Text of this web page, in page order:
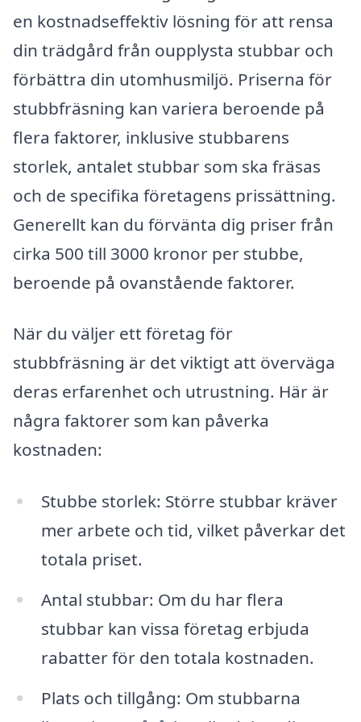
en kostnadseffektiv lösning för att rensa
din trädgård från oupplysta stubbar och
förbättra din utomhusmiljö. Priserna för
stubbfräsning kan variera beroende på
flera faktorer, inklusive stubbarens
storlek, antalet stubbar som ska fräsas
och de specifika företagens prissättning.
Generellt kan du förvänta dig priser från
cirka 500 till 3000 kronor per stubbe,
beroende på ovanstående faktorer.
När du väljer ett företag för
stubbfräsning är det viktigt att överväga
deras erfarenhet och utrustning. Här är
några faktorer som kan påverka
kostnaden:
Stubbe storlek: Större stubbar kräver
mer arbete och tid, vilket påverkar det
totala priset.
Antal stubbar: Om du har flera
stubbar kan vissa företag erbjuda
rabatter för den totala kostnaden.
Plats och tillgång: Om stubbarna